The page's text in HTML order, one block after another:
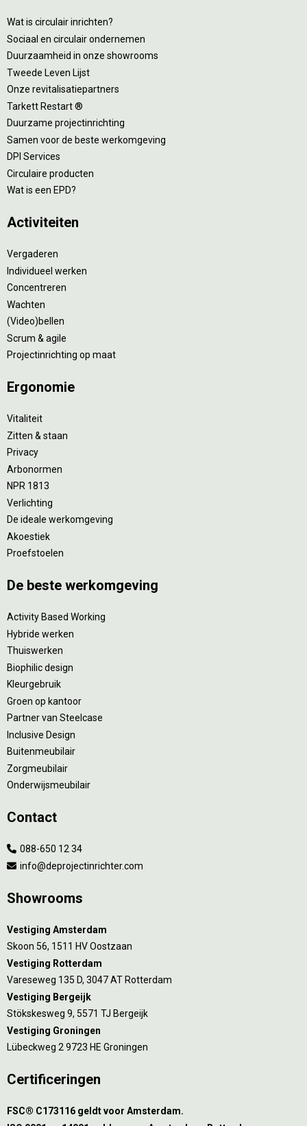
Wat is circulair inrichten?
Sociaal en circulair ondernemen
Duurzaamheid in onze showrooms
Tweede Leven Lijst
Onze revitalisatiepartners
Tarkett Restart ®
Duurzame projectinrichting
Samen voor de beste werkomgeving
DPI Services
Circulaire producten
Wat is een EPD?
Activiteiten
Vergaderen
Individueel werken
Concentreren
Wachten
(Video)bellen
Scrum & agile
Projectinrichting op maat
Ergonomie
Vitaliteit
Zitten & staan
Privacy
Arbonormen
NPR 1813
Verlichting
De ideale werkomgeving
Akoestiek
Proefstoelen
De beste werkomgeving
Activity Based Working
Hybride werken
Thuiswerken
Biophilic design
Kleurgebruik
Groen op kantoor
Partner van Steelcase
Inclusive Design
Buitenmeubilair
Zorgmeubilair
Onderwijsmeubilair
Contact
088-650 12 34
info@deprojectinrichter.com
Showrooms
Vestiging Amsterdam
Skoon 56, 1511 HV Oostzaan
Vestiging Rotterdam
Vareseweg 135 D, 3047 AT Rotterdam
Vestiging Bergeijk
Stökskesweg 9, 5571 TJ Bergeijk
Vestiging Groningen
Lübeckweg 2 9723 HE Groningen
Certificeringen
FSC® C173116 geldt voor Amsterdam.